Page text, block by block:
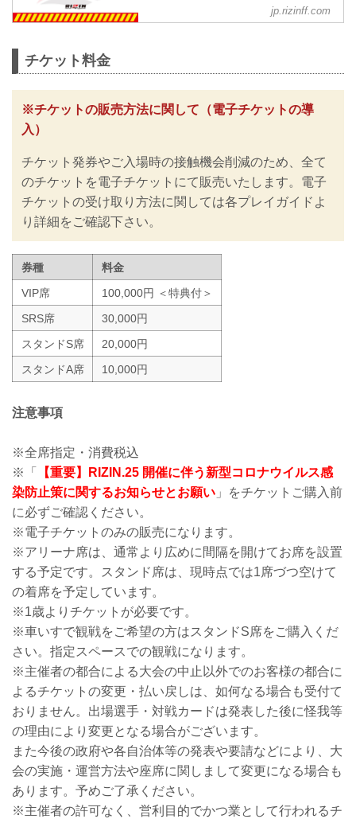
RIZIN FIGHTING FEDERATION オ
フィシャルサイト
い。
RIZINではイベント再開に際し、日本スポ
ーツ協会が作成した「スポーツイベント
の再開に向けた感染拡大予防ガイドライ
入退場規制の実施、また禁止事項を設け
るなど、新たな取り組みを行いますので
ご案内いたします。
皆さまには大変ご不便をおかけいたしま
すが、安心してご来場・ご観戦いただけ
ますよう努めてまいりますので、何卒ご
理解とご協力のほどよろしくお願いいた
※なおこ...
jp.rizinff.com
チケット料金
※チケットの販売方法に関して（電子チケットの導
入）
チケット発券やご入場時の接触機会削減のため、全て
のチケットを電子チケットにて販売いたします。電子
チケットの受け取り方法に関しては各プレイガイドよ
り詳細をご確認下さい。
券種
料金
VIP席
100,000円 ＜特典付＞
SRS席
30,000円
スタンドS席
20,000円
スタンドA席
10,000円
注意事項
※全席指定・消費税込
※「
【重要】RIZIN.25 開催に伴う新型コロナウイルス感
染防止策に関するお知らせとお願い 」をチケットご購入前
に必ずご確認ください。
※電子チケットのみの販売になります。
※アリーナ席は、通常より広めに間隔を開けてお席を設置
する予定です。スタンド席は、現時点では1席づつ空けて
の着席を予定しています。
※1歳よりチケットが必要です。
※車いすで観戦をご希望の方はスタンドS席をご購入くだ
さい。指定スペースでの観戦になります。
※主催者の都合による大会の中止以外でのお客様の都合に
よるチケットの変更・払い戻しは、如何なる場合も受付て
おりません。出場選手・対戦カードは発表した後に怪我等
の理由により変更となる場合がございます。
また今後の政府や各自治体等の発表や要請などにより、大
会の実施・運営方法や座席に関しまして変更になる場合も
あります。予めご了承ください。
※主催者の許可なく、営利目的でかつ業として行われるチ